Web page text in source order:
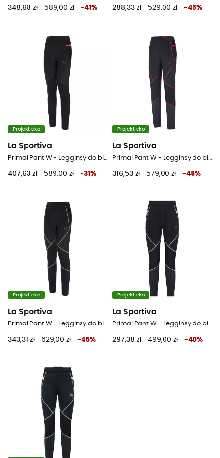
348,68 zł 589,00 zł -41 % 288,33 zł 529,00 zł -45%
Projekt eko
La Sportiva
Primal Pant W - Legginsy do biegania damskie
407,63 zł 589,00 zł -31 %
Projekt eko
La Sportiva
Primal Pant W - Legginsy do biegania damskie
316,53 zł 579,00 zł -45%
Projekt eko
La Sportiva
Primal Pant W - Legginsy do biegania damskie
343,31 zł 629,00 zł -45%
Projekt eko
La Sportiva
Primal Pant W - Legginsy do biegania damskie
297,38 zł 499,00 zł -40%